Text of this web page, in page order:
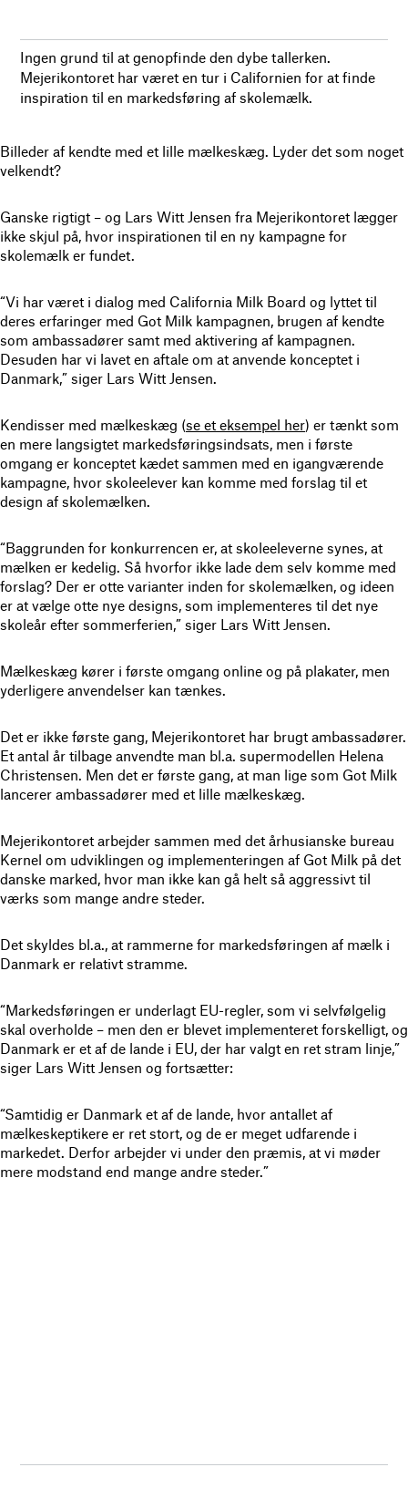
Ingen grund til at genopfinde den dybe tallerken.
Mejerikontoret har været en tur i Californien for at finde
inspiration til en markedsføring af skolemælk.
Billeder af kendte med et lille mælkeskæg. Lyder det som noget
velkendt?
Ganske rigtigt – og Lars Witt Jensen fra Mejerikontoret lægger
ikke skjul på, hvor inspirationen til en ny kampagne for
skolemælk er fundet.
“Vi har været i dialog med California Milk Board og lyttet til
deres erfaringer med Got Milk kampagnen, brugen af kendte
som ambassadører samt med aktivering af kampagnen.
Desuden har vi lavet en aftale om at anvende konceptet i
Danmark,” siger Lars Witt Jensen.
Kendisser med mælkeskæg (se et eksempel her) er tænkt som
en mere langsigtet markedsføringsindsats, men i første
omgang er konceptet kædet sammen med en igangværende
kampagne, hvor skoleelever kan komme med forslag til et
design af skolemælken.
“Baggrunden for konkurrencen er, at skoleeleverne synes, at
mælken er kedelig. Så hvorfor ikke lade dem selv komme med
forslag? Der er otte varianter inden for skolemælken, og ideen
er at vælge otte nye designs, som implementeres til det nye
skoleår efter sommerferien,” siger Lars Witt Jensen.
Mælkeskæg kører i første omgang online og på plakater, men
yderligere anvendelser kan tænkes.
Det er ikke første gang, Mejerikontoret har brugt ambassadører.
Et antal år tilbage anvendte man bl.a. supermodellen Helena
Christensen. Men det er første gang, at man lige som Got Milk
lancerer ambassadører med et lille mælkeskæg.
Mejerikontoret arbejder sammen med det århusianske bureau
Kernel om udviklingen og implementeringen af Got Milk på det
danske marked, hvor man ikke kan gå helt så aggressivt til
værks som mange andre steder.
Det skyldes bl.a., at rammerne for markedsføringen af mælk i
Danmark er relativt stramme.
“Markedsføringen er underlagt EU-regler, som vi selvfølgelig
skal overholde – men den er blevet implementeret forskelligt, og
Danmark er et af de lande i EU, der har valgt en ret stram linje,”
siger Lars Witt Jensen og fortsætter:
“Samtidig er Danmark et af de lande, hvor antallet af
mælkeskeptikere er ret stort, og de er meget udfarende i
markedet. Derfor arbejder vi under den præmis, at vi møder
mere modstand end mange andre steder.”